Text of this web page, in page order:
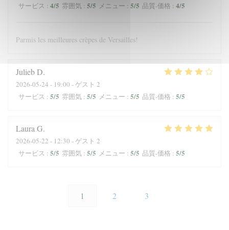
サービス : 4/5 雰囲気 : 5/5 メニュー : 5/5 品質-価格 : 4/5
Parmis les meilleures crèpes de Versailles!
JuliebD
2026-05-24 - 19:00 - ゲスト 2
サービス : 5/5 雰囲気 : 5/5 メニュー : 5/5 品質-価格 : 5/5
Laura G
2026-05-22 - 12:30 - ゲスト 2
サービス : 5/5 雰囲気 : 5/5 メニュー : 5/5 品質-価格 : 5/5
1 2 3